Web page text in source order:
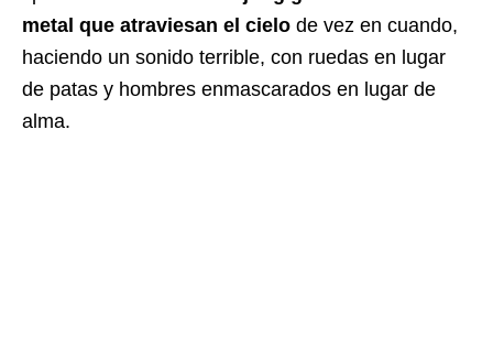
metal que atraviesan el cielo de vez en cuando,
haciendo un sonido terrible, con ruedas en lugar
de patas y hombres enmascarados en lugar de
alma.